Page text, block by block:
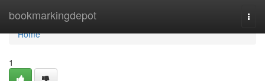
bookmarkingdepot
Home
Home
1